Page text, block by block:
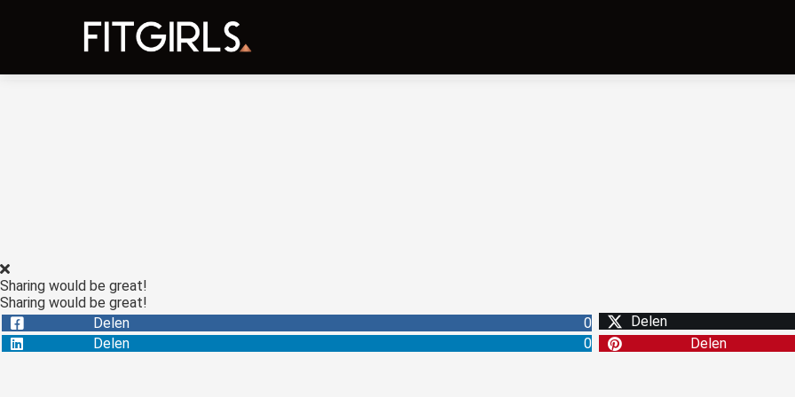
Sharing would be great!
Sharing would be great!
Delen
0
Delen
Delen
0 Delen